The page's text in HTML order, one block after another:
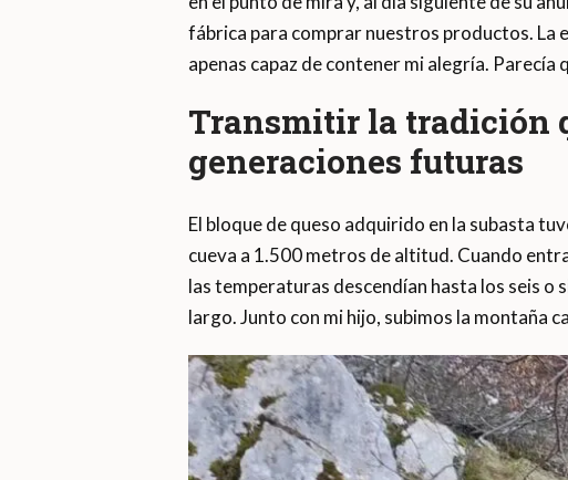
fábrica para comprar nuestros productos. La
apenas capaz de contener mi alegría.
Transmitir la tradición
generaciones futuras
El bloque de queso adquirido en la subasta
cueva a 1.500 metros de altitud. Cuando
las temperaturas descendían hasta los seis o
largo. Junto con mi hijo, subimos la montaña